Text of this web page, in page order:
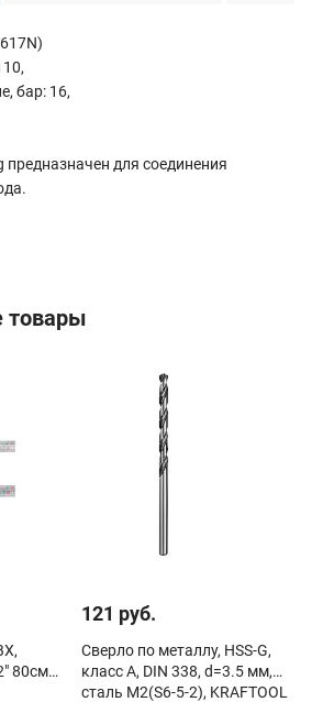
бар: 16,
предназначен для соединения
товары
80см
121 руб.
Сверло по металлу, HSS-G,
класс A, DIN 338, d=3.5 мм,
сталь М2(S6-5-2), KRAFTOOL